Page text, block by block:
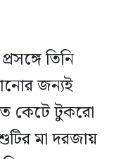
তিনি
জন্যই
কেটে টুকরো
মা দরজায়